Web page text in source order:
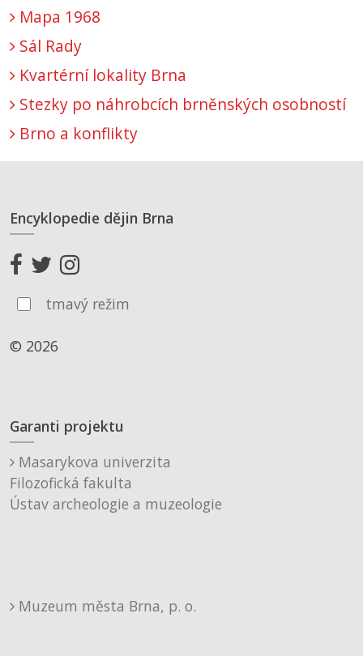
Mapa 1968
Sál Rady
Kvartérní lokality Brna
Stezky po náhrobcích brněnských osobností
Brno a konflikty
Encyklopedie dějin Brna
tmavý režim
© 2026
Garanti projektu
Masarykova univerzita
Filozofická fakulta
Ústav archeologie a muzeologie
Muzeum města Brna, p. o.